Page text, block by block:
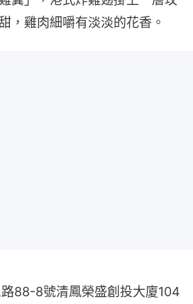
，雞肉細嚼有淡淡的花香。
88-8號清鳳榮盛創投大廈104